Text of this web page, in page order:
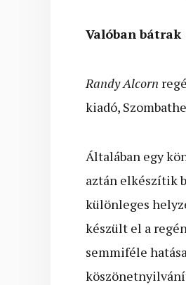
Valóban bátrak
Randy Alcorn
kiadó,
Általában egy
aztán elkészítik
különleges
készült el a
semmiféle